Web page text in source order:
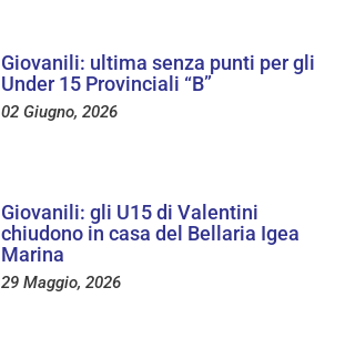
Giovanili: ultima senza punti per gli
Under 15 Provinciali “B”
02 Giugno, 2026
Giovanili: gli U15 di Valentini
chiudono in casa del Bellaria Igea
Marina
29 Maggio, 2026